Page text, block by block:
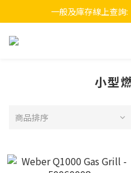
一般及庫存線上查詢
小型
商品排序